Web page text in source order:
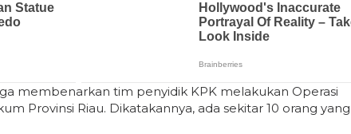
membenarkan tim penyidik KPK melakukan Operasi
Provinsi Riau. Dikatakannya, ada sekitar 10 orang yang